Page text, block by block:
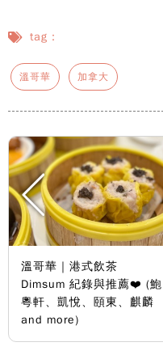
tag：
溫哥華 加拿大
溫哥華｜港式飲茶
Dimsum 紀錄與推薦❤️ (鮑
粵軒、凱悅、頤東、麒麟
and more)